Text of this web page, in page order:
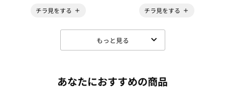
チラ見をする
チラ見をする
もっと見る
あなたにおすすめの商品